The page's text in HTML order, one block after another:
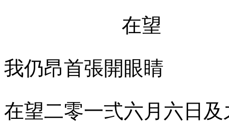
在望
我仍昂首張開眼睛
在望二零一弍六月六日及